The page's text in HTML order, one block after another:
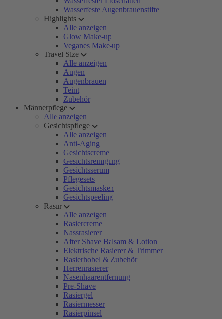
Wasserfeste Augenbrauenstifte
Highlights
Alle anzeigen
Glow Make-up
Veganes Make-up
Travel Size
Alle anzeigen
Augen
Augenbrauen
Teint
Zubehör
Männerpflege
Alle anzeigen
Gesichtspflege
Alle anzeigen
Anti-Aging
Gesichtscreme
Gesichtsreinigung
Gesichtsserum
Pflegesets
Gesichtsmasken
Gesichtspeeling
Rasur
Alle anzeigen
Rasiercreme
Nassrasierer
After Shave Balsam & Lotion
Elektrische Rasierer & Trimmer
Rasierhobel & Zubehör
Herrenrasierer
Nasenhaarentfernung
Pre-Shave
Rasiergel
Rasiermesser
Rasierpinsel